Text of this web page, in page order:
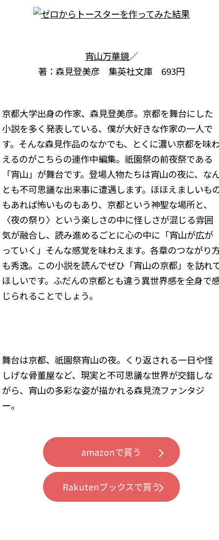
宵山万華鏡／
著：森見登美彦 集英社文庫 693円
京都大学出身の作家、森見登美彦。京都を舞台にした
小説を多く発表している、僕が大好きな作家の一人で
す。そんな森見作品のなかでも、とくに濃い京都を味
えるのがこちらの連作中編集。祇園祭の前夜祭である
「宵山」が舞台です。登場人物たちは宵山の夜に、な
とも不可思議な出来事に遭遇します。ほほえましいも
もあれば怖いものもあり、京都という神聖な場所と、
〈夜の祭り〉という楽しさの中に怪しさが混じる雰囲
気が融合し、読み進めるごとに心の中に「宵山が広が
っていく」そんな感覚を味わえます。各章のつながり
も秀逸。この小説を読んでぜひ「宵山の京都」を訪れ
ほしいです。ふだんの京都とも違う異世界感を全身で
じられることでしょう。
舞台は京都、祇園祭宵山の夜。くり返される一日や怪
しげな骨董屋など、現実と不可思議な世界が交錯しな
がら、宵山の多彩な姿が描かれる森見流ファンタジ
ー。
amazonで買う
Rakutenブックスで買う